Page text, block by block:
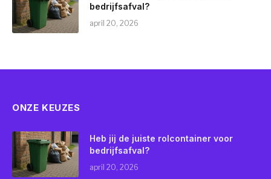
bedrijfsafval?
april 20, 2026
ONZE KEUZES
Heb jij de juiste rolcontainer voor
bedrijfsafval?
april 20, 2026